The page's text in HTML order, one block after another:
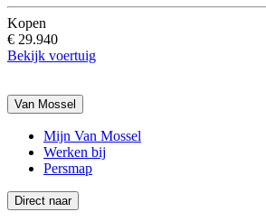
Kopen
€ 29.940
Bekijk voertuig
Van Mossel
Mijn Van Mossel
Werken bij
Persmap
Direct naar